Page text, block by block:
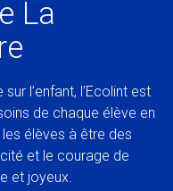
La
l’enfant, l’Ecolint est
de chaque élève en
élèves à être des
et le courage de
et joyeux.